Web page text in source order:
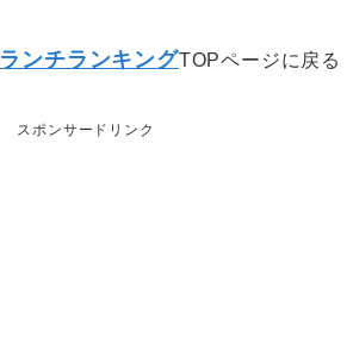
ランチランキングTOPページに戻る
スポンサードリンク